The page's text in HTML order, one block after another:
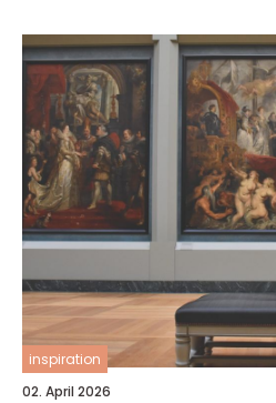
inspiration
02. April 2026